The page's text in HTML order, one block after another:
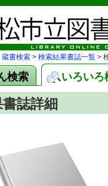
蔵書検索 > 検索結果書誌一覧 >
検索 いろいろ
誌詳細